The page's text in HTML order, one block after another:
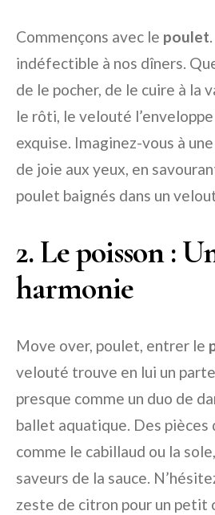
Commençons avec le poulet
indéfectible à nos dîners.
de le pocher, de le cuire à la
le rôti, le velouté l’enveloppe
exquise. Imaginez-vous à
de joie aux yeux, en
poulet baignés dans un
2. Le poisson :
harmonie
Move over, poulet, entrer le
velouté trouve en lui un
presque comme un duo de
ballet aquatique. Des pièces
comme le cabillaud ou la
saveurs de la sauce.
zeste de citron pour un petit